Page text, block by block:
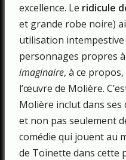
excellence. Le ridicule
et grande robe noire)
utilisation
personnages propres
imaginaire, à ce
l’œuvre de Molière.
Molière inclut dans ses
et non pas seulement
comédie qui jouent au
de Toinette dans cette